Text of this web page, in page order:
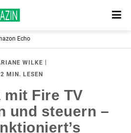
Echo
WILKE
2 MIN. LESEN
mit Fire TV
und steuern –